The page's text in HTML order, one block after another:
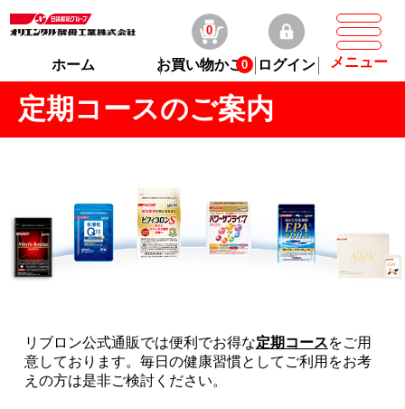
ホーム お買い物かご
0
0 ログイン メニュー
定期コースのご案内
リブロン公式通販では便利でお得な定期コースをご用
意しております。毎日の健康習慣としてご利用をお考
えの方は是非ご検討ください。